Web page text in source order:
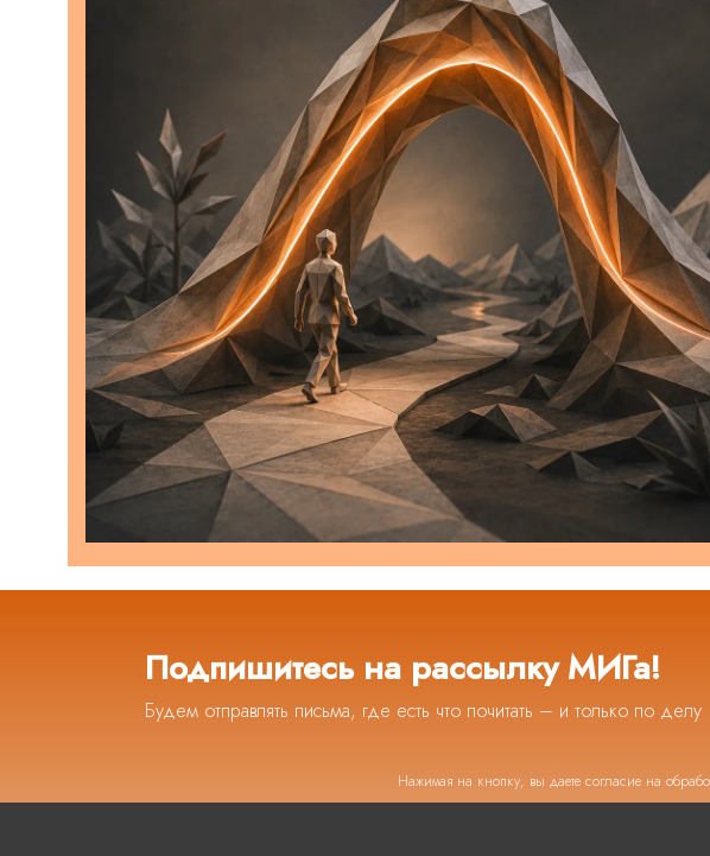
Подпишитесь на рассылку МИГа!
Будем отправлять письма, где есть что почитать – и только по делу
Нажимая на кнопку, вы даете согласие на